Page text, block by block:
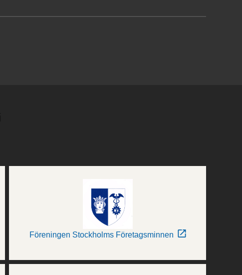
Föreningen Stockholms Företagsminnen